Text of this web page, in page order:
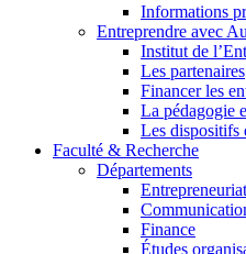
Informations
Entreprendre avec
Institut de
Les partenaires
Financer les
La pédagogie
Les dispositifs
Faculté & Recherche
Départements
Finance
Études